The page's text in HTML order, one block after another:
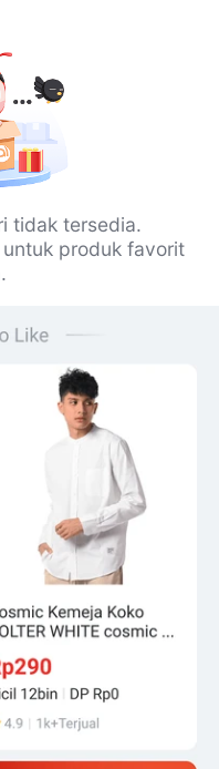
tidak tersedia.
produk favorit